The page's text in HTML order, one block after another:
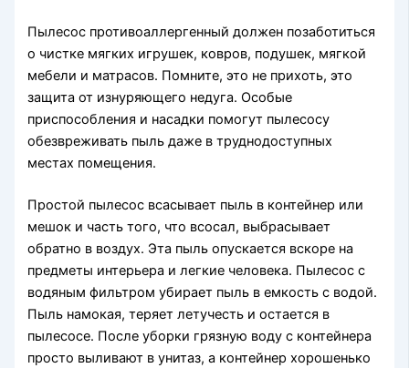
Пылесос противоаллергенный должен позаботиться
о чистке мягких игрушек, ковров, подушек, мягкой
мебели и матрасов. Помните, это не прихоть, это
защита от изнуряющего недуга. Особые
приспособления и насадки помогут пылесосу
обезвреживать пыль даже в труднодоступных
местах помещения.
Простой пылесос всасывает пыль в контейнер или
мешок и часть того, что всосал, выбрасывает
обратно в воздух. Эта пыль опускается вскоре на
предметы интерьера и легкие человека. Пылесос с
водяным фильтром убирает пыль в емкость с водой.
Пыль намокая, теряет летучесть и остается в
пылесосе. После уборки грязную воду с контейнера
просто выливают в унитаз, а контейнер хорошенько